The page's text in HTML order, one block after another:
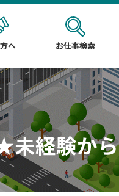
へ お仕事検索
経験か